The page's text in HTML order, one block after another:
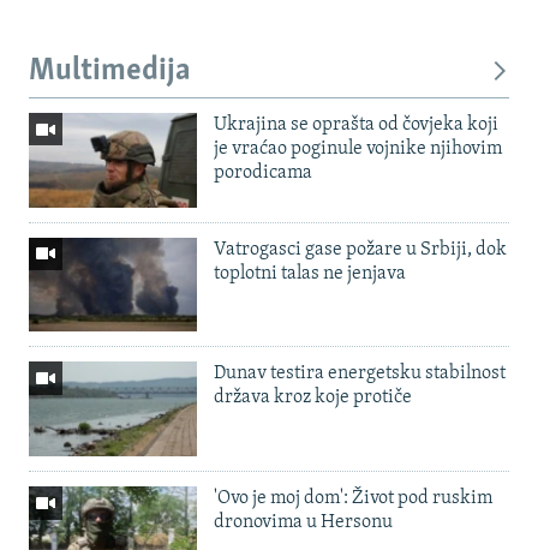
Multimedija
Ukrajina se oprašta od čovjeka koji
je vraćao poginule vojnike njihovim
porodicama
Vatrogasci gase požare u Srbiji, dok
toplotni talas ne jenjava
Dunav testira energetsku stabilnost
država kroz koje protiče
'Ovo je moj dom': Život pod ruskim
dronovima u Hersonu